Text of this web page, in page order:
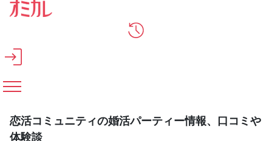
メインコンテンツへスキップ
恋活コミュニティの婚活パーティー情報、口コミや
体験談